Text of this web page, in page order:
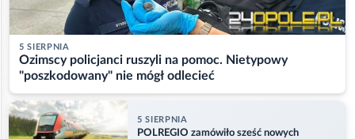
5 SIERPNIA
Ozimscy policjanci ruszyli na pomoc. Nietypowy
"poszkodowany" nie mógł odlecieć
5 SIERPNIA
POLREGIO zamówiło sześć nowych